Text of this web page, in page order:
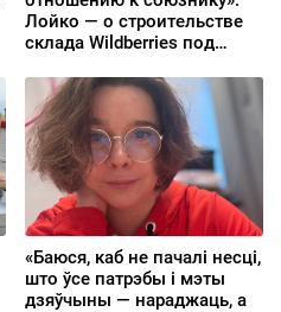
Лойко — о строительстве
склада Wildberries под
«Баюся, каб не пачалі несці,
што ўсе патрэбы і мэты
дзяўчыны — нараджаць, а